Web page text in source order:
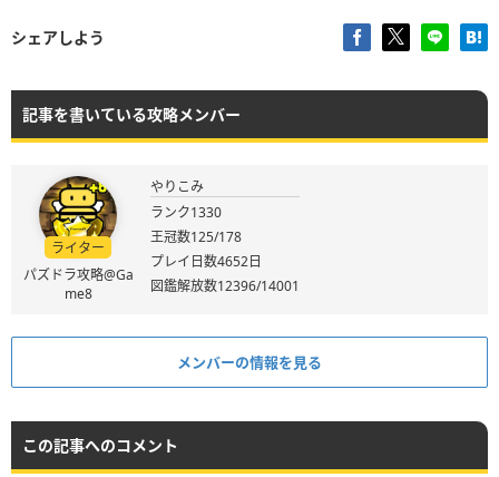
シェアしよう
記事を書いている攻略メンバー
ライター
パズドラ攻略@Ga
me8
やりこみ
ランク1330
王冠数125/178
プレイ日数4652日
図鑑解放数12396/14001
メンバーの情報を見る
この記事へのコメント